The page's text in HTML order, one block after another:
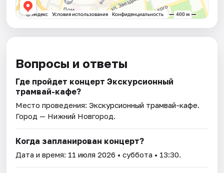
Вопросы и ответы
Где пройдет концерт Экскурсионный
трамвай-кафе?
Место проведения:Экскурсионный трамвай-кафе.
Город — Нижний Новгород.
Когда запланирован концерт?
Дата и время: 11 июля 2026 • суббота • 13:30.